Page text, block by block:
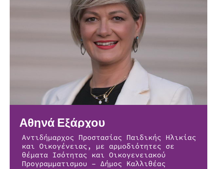
Αθηνά Εξάρχου
Αντιδήμαρχος Προστασίας Παιδικής Ηλικίας
και Οικογένειας, με αρμοδιότητες σε
θέματα Ισότητας και Οικογενειακού
Προγραμματισμου – Δήμος Καλλιθέας